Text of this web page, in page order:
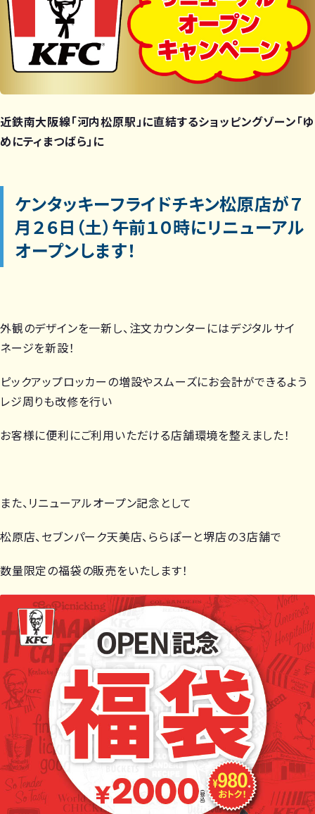
近鉄南大阪線「河内松原駅」に直結するショッピングゾーン「ゆ
めにティまつばら」に
ケンタッキーフライドチキン松原店が７
月２６日（土）午前１０時にリニューアル
オープンします！
外観のデザインを一新し、注文カウンターにはデジタルサイ
ネージを新設！
ピックアップロッカーの増設やスムーズにお会計ができるよう
レジ周りも改修を行い
お客様に便利にご利用いただける店舗環境を整えました！
また、リニューアルオープン記念として
松原店、セブンパーク天美店、ららぽーと堺店の３店舗で
数量限定の福袋の販売をいたします！